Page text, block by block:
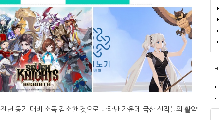
년 동기 대비 소폭 감소한 것으로 나타난 가운데 국산 신작들의 활약